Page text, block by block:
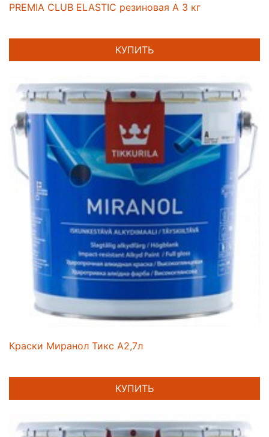
PREMIA CLUB ELASTIC резиновая А 3 кг
КУПИТЬ
Краски Миранол Тикс А2,7л
КУПИТЬ